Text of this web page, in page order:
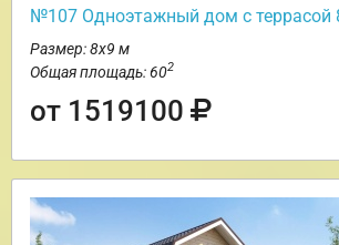
№107 Одноэтажный дом с террасой
Размер: 8х9 м
Общая площадь: 602
от 1519100